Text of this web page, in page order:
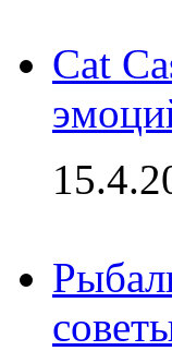
Cat